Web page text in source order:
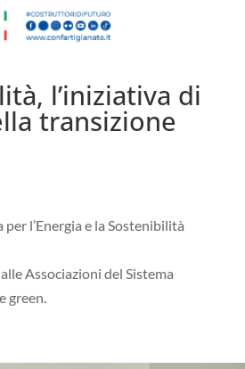
l’iniziativa di
transizione
l’Energia e la Sostenibilità
Associazioni del Sistema
green.